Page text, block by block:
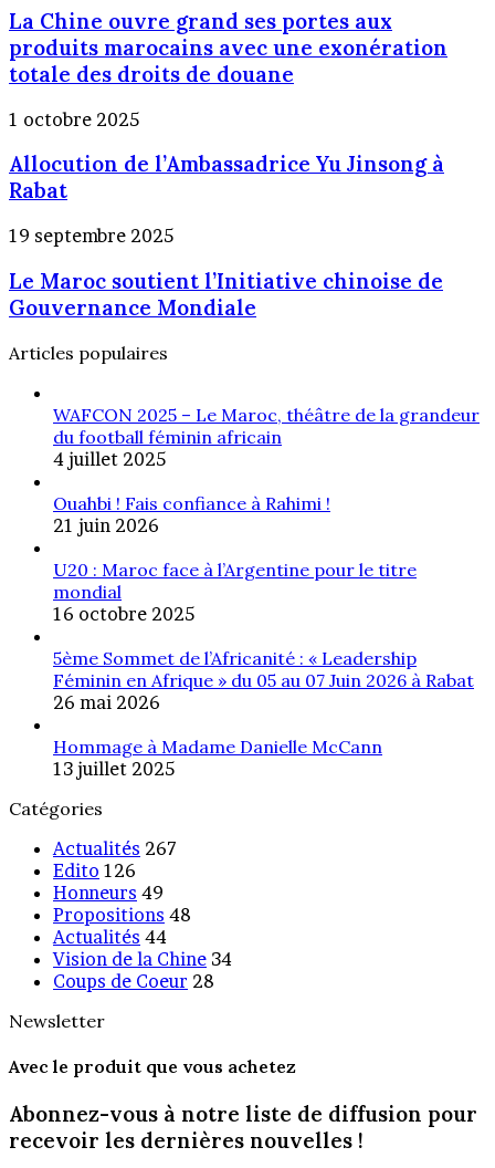
monde
sans
tirer
un
de
?
ouvre
grand
ses
portes
aux
produits
marocains
avec
une
totale
droits
de
La Chine ouvre grand ses portes aux
produits marocains avec une exonération
totale des droits de douane
Allocution
l’Ambassadrice
Yu
Jinsong
à
Rabat
1 octobre 2025
Allocution de l’Ambassadrice Yu Jinsong à
Rabat
Le
soutient
l’Initiative
chinoise
de
Gouvernance
Mondiale
19 septembre 2025
Le Maroc soutient l’Initiative chinoise de
Gouvernance Mondiale
Articles populaires
WAFCON 2025 – Le Maroc, théâtre de la grandeur
du football féminin africain
4 juillet 2025
Ouahbi ! Fais confiance à Rahimi !
21 juin 2026
U20 : Maroc face à l’Argentine pour le titre
mondial
16 octobre 2025
5ème Sommet de l’Africanité : « Leadership
Féminin en Afrique » du 05 au 07 Juin 2026 à Rabat
26 mai 2026
Hommage à Madame Danielle McCann
13 juillet 2025
Catégories
Actualités 267
Edito 126
Honneurs 49
Propositions 48
Actualités 44
Vision de la Chine 34
Coups de Coeur 28
Newsletter
Avec le produit que vous achetez
Abonnez-vous à notre liste de diffusion pour
recevoir les dernières nouvelles !